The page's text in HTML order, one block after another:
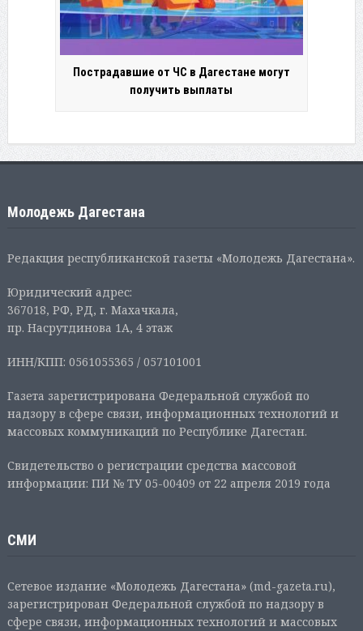
Пострадавшие от ЧС в Дагестане могут
получить выплаты
Молодежь Дагестана
Редакция республиканской газеты «Молодежь Дагестана».
Юридический адрес:
367018, РФ, РД, г. Махачкала,
пр. Насрутдинова 1А, 4 этаж
ИНН/КПП: 0561055365 / 057101001
Газета зарегистрирована Федеральной службой по
надзору в сфере связи, информационных технологий и
массовых коммуникаций по Республике Дагестан.
Свидетельство о регистрации средства массовой
информации: ПИ № ТУ 05-00409 от 22 апреля 2019 года
СМИ
Сетевое издание «Молодежь Дагестана» (md-gazeta.ru),
зарегистрирован Федеральной службой по надзору в
сфере связи, информационных технологий и массовых